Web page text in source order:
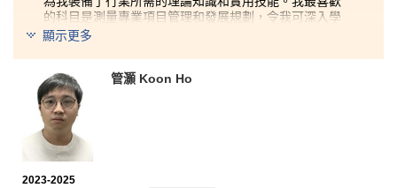
的科目是測量專業項目管理和發展規劃，令我可深入學
習如何協調建築項目。同時，這些課程亦令我學懂如何
表，讓我更了解真實的項目管理執行方式。我非常感謝
所有為我提供支援的講師，亦十分高興可接觸許多與行
業相關的課程，這些均為我未來成為一名專業測量師奠
定了堅實的基礎。我強烈推薦這個課程給任何有志於從
事測量或物業管理事業的同學。
顯示更多
管灝 Koon Ho
2023-2025